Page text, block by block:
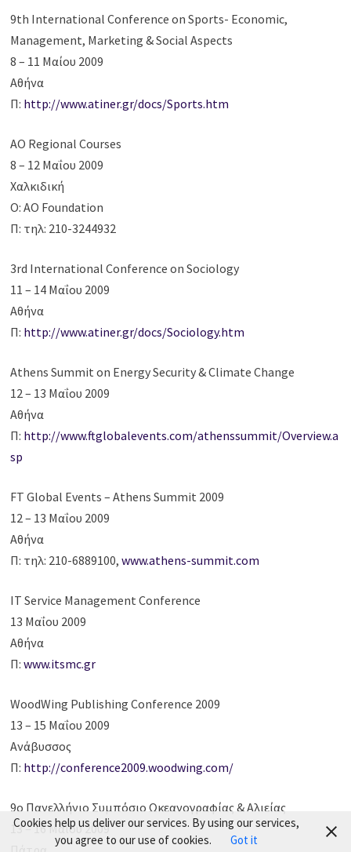
9th International Conference on Sports- Economic,
Management, Marketing & Social Aspects
8 – 11 Μαίου 2009
Αθήνα
Π: http://www.atiner.gr/docs/Sports.htm
AO Regional Courses
8 – 12 Μαΐου 2009
Χαλκιδική
Ο: AO Foundation
Π: τηλ: 210-3244932
3rd International Conference on Sociology
11 – 14 Μαΐου 2009
Αθήνα
Π: http://www.atiner.gr/docs/Sociology.htm
Athens Summit on Energy Security & Climate Change
12 – 13 Μαΐου 2009
Αθήνα
Π: http://www.ftglobalevents.com/athenssummit/Overview.a
sp
FT Global Events – Athens Summit 2009
12 – 13 Μαΐου 2009
Αθήνα
Π: τηλ: 210-6889100,www.athens-summit.com
IT Service Management Conference
13 Μαΐου 2009
Αθήνα
Π:www.itsmc.gr
WoodWing Publishing Conference 2009
13 – 15 Μαΐου 2009
Ανάβυσσος
Π: http://conference2009.woodwing.com/
9ο Πανελλήνιο Συμπόσιο Ωκεανογραφίας & Αλιείας
13 – 16 Μαΐου 2009
Cookies help us deliver our services. By using our services,
you agree to our use of cookies.
Got it